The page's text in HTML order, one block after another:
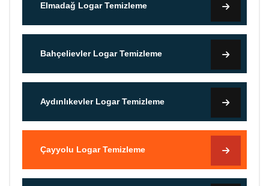
Elmadağ Logar Temizleme
Bahçelievler Logar Temizleme
Aydınlıkevler Logar Temizleme
Çayyolu Logar Temizleme